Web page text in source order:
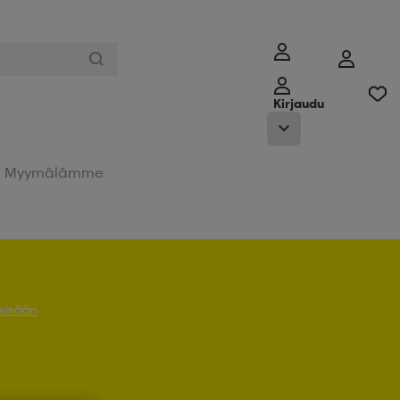
Kirjaudu
Myymälämme